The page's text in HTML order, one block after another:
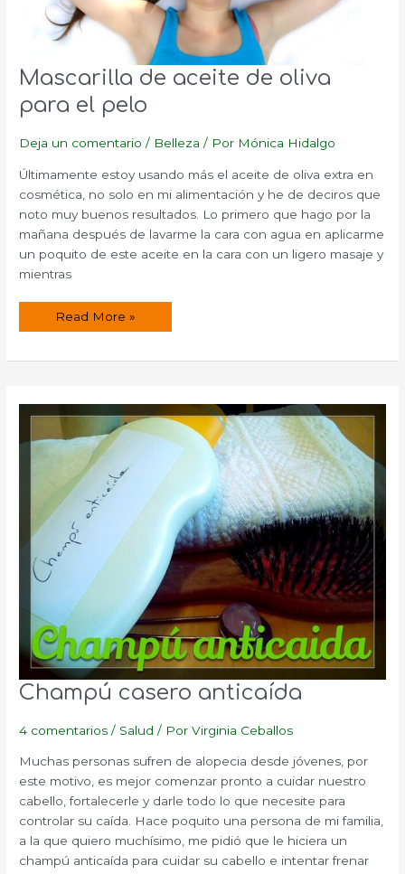
Mascarilla de aceite de oliva
para el pelo
Deja un comentario / Belleza / Por Mónica Hidalgo
Últimamente estoy usando más el aceite de oliva extra en
cosmética, no solo en mi alimentación y he de deciros que
noto muy buenos resultados. Lo primero que hago por la
mañana después de lavarme la cara con agua en aplicarme
un poquito de este aceite en la cara con un ligero masaje y
mientras
Mascarilla
oliva
Read More »
Champú casero anticaída
4 comentarios / Salud / PorVirginia Ceballos
Muchas personas sufren de alopecia desde jóvenes, por
este motivo, es mejor comenzar pronto a cuidar nuestro
cabello, fortalecerle y darle todo lo que necesite para
controlar su caída. Hace poquito una persona de mi familia,
a la que quiero muchísimo, me pidió que le hiciera un
champú anticaída para cuidar su cabello e intentar frenar